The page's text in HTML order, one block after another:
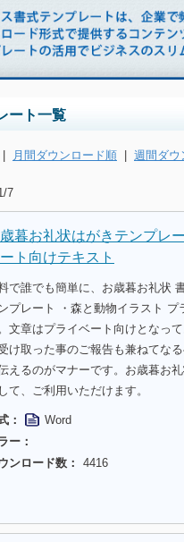
ート一覧
| 月間ダウンロード順 | 週間ダウ
7
暮お礼状はがきテンプレ
ト向けテキスト
で誰でも簡単に、お歳暮お礼状
プレート ・森と動物イラスト
文章はプライベート向けとなっ
け取った事のご報告も兼ねてな
えるのがマナーです。お歳暮お
て、ご利用いただけます。
：
Word
ー：
ンロード数：
4416